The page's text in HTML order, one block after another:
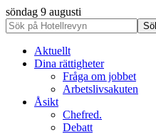
söndag 9 augusti
Aktuellt
Dina rättigheter
Fråga om jobbet
Arbetslivsakuten
Åsikt
Chefred.
Debatt